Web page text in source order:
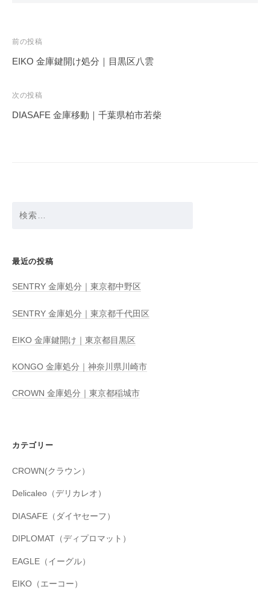
投
稿
ビ
ゲ
前の投稿
EIKO 金庫鍵開け処分｜目黒区八雲
次の投稿
DIASAFE 金庫移動｜千葉県柏市若柴
最近の投稿
SENTRY 金庫処分｜東京都中野区
SENTRY 金庫処分｜東京都千代田区
EIKO 金庫鍵開け｜東京都目黒区
KONGO 金庫処分｜神奈川県川崎市
CROWN 金庫処分｜東京都稲城市
カテゴリー
CROWN(クラウン）
Delicaleo（デリカレオ）
DIASAFE（ダイヤセーフ）
DIPLOMAT（ディプロマット）
EAGLE（イーグル）
EIKO（エーコー）